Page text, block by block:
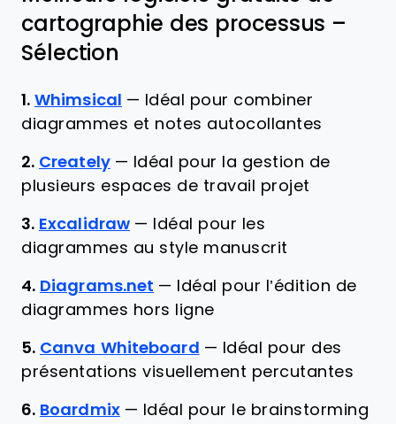
cartographie des processus –
Sélection
1. Whimsical — Idéal pour combiner
diagrammes et notes autocollantes
2. Creately — Idéal pour la gestion de
plusieurs espaces de travail projet
3. Excalidraw —
Idéal pour les
diagrammes au style manuscrit
4. Diagrams.net —
Idéal pour l’édition de
diagrammes hors ligne
5. Canva Whiteboard — Idéal pour des
présentations visuellement percutantes
6. Boardmix — Idéal pour le brainstorming